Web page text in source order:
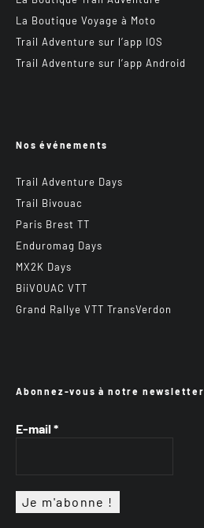
La Boutique Voyage à Moto
Trail Adventure sur l’app IOS
Trail Adventure sur l’app Android
Nos événements
Trail Adventure Days
Trail Bivouac
Paris Brest TT
Enduromag Days
MX2K Days
BiiVOUAC VTT
Grand Rallye VTT TransVerdon
Abonnez-vous à notre newsletter
E-mail *